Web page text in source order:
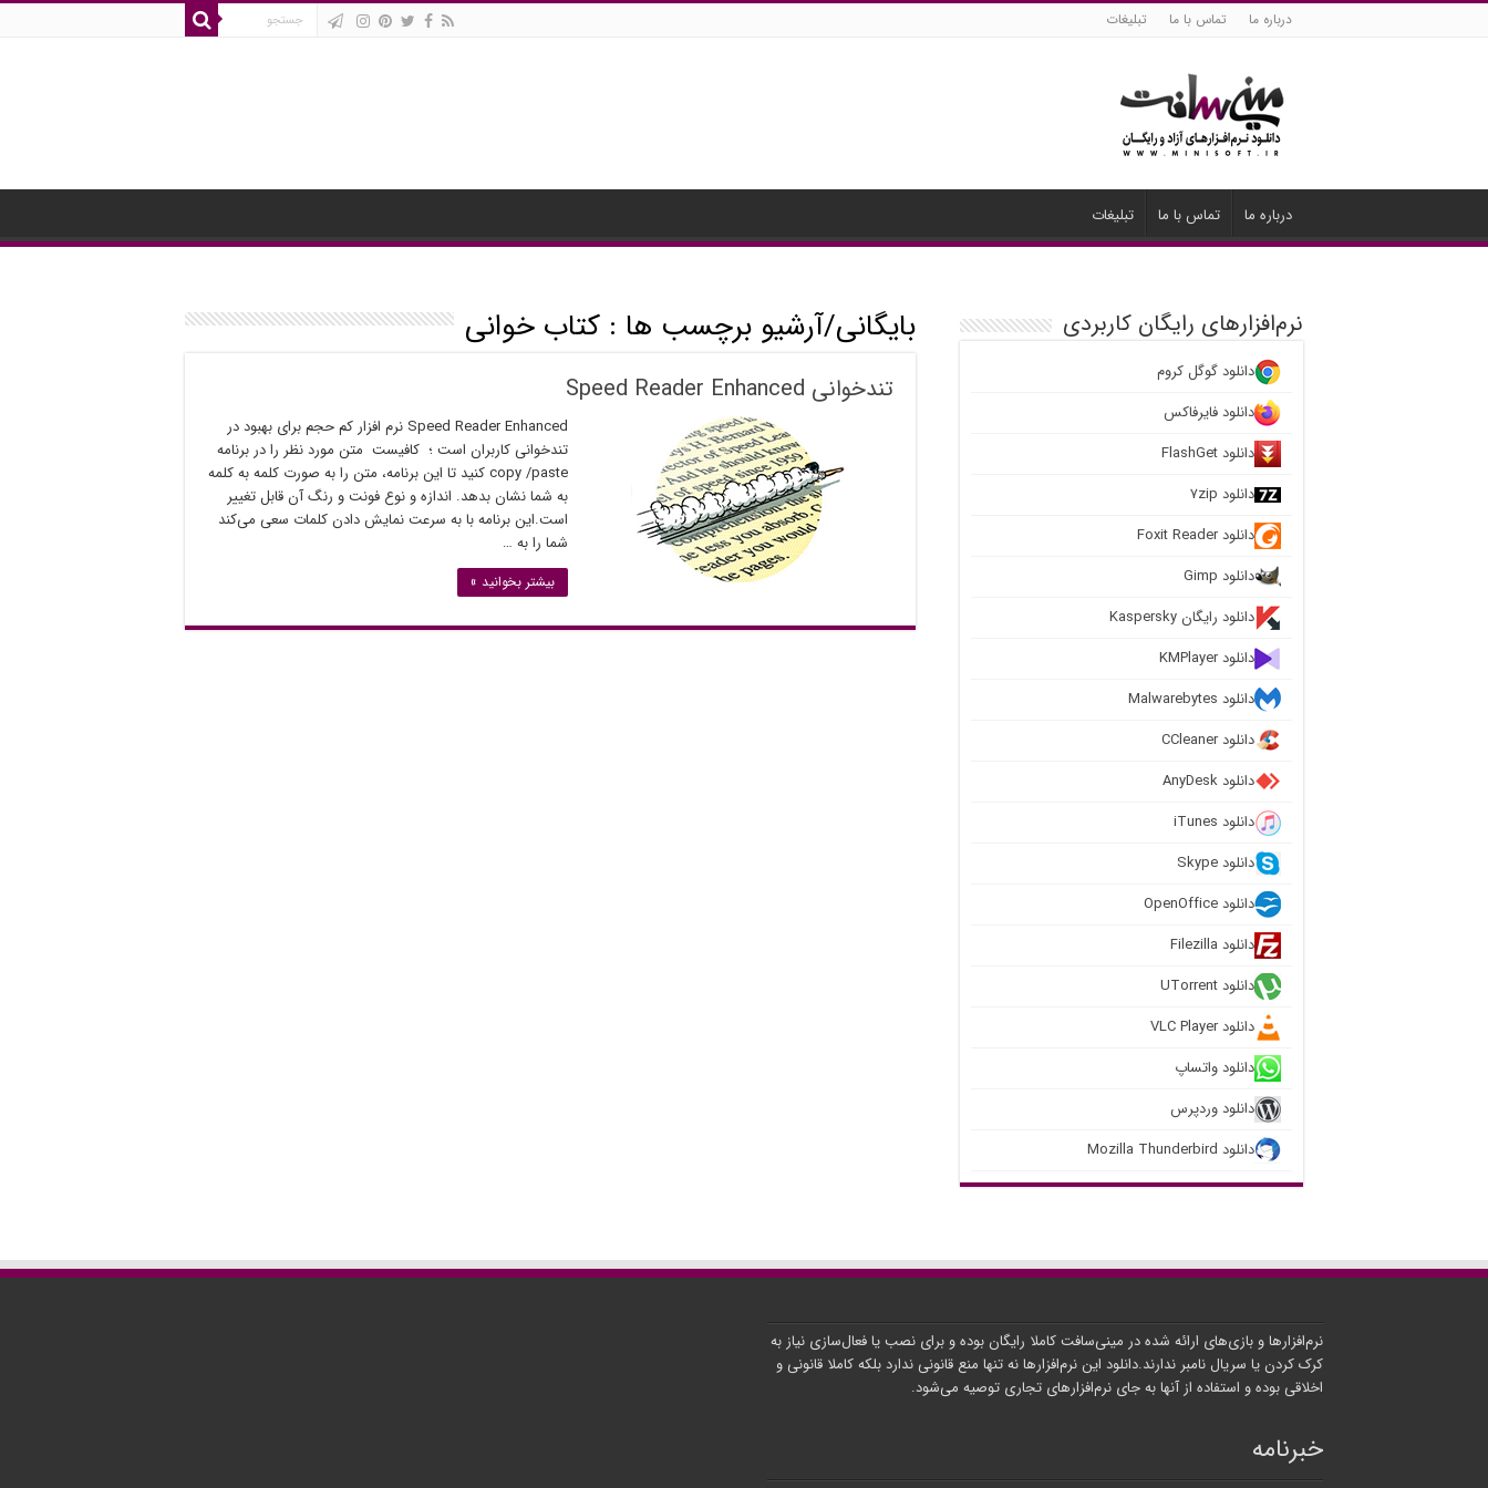
درباره ما تماس با ما تبلیغات
درباره ما تماس با ما تبلیغات
بایگانی/آرشیو برچسب ها : کتاب خوانی
تندخوانی Speed Reader Enhanced
Speed Reader Enhanced نرم افزار کم حجم برای بهبود در
تندخوانی کاربران است ؛ کافیست متن مورد نظر را در برنامه
copy /paste کنید تا این برنامه، متن را به صورت کلمه به کلمه
به شما نشان بدهد. اندازه و نوع فونت و رنگ آن قابل تغییر
است.این برنامه با به سرعت نمایش دادن کلمات سعی می‌کند
شما را به …
بیشتر بخوانید »
نرم‌افزارهای رایگان کاربردی
دانلود گوگل کروم
دانلود فایرفاکس
دانلود FlashGet
دانلود ۷zip
دانلود Foxit Reader
دانلود Gimp
دانلود رایگان Kaspersky
دانلود KMPlayer
دانلود Malwarebytes
دانلود CCleaner
دانلود AnyDesk
دانلود iTunes
دانلود Skype
دانلود OpenOffice
دانلود Filezilla
دانلود UTorrent
دانلود VLC Player
دانلود واتساپ
دانلود وردپرس
دانلود Mozilla Thunderbird
نرم‌افزارها و بازی‌های ارائه شده در مینی‌سافت کاملا رایگان بوده و برای نصب یا فعال‌سازی نیاز به
کرک کردن یا سریال نامبر ندارند.دانلود این نرم‌افزارها نه تنها منع قانونی ندارد بلکه کاملا قانونی و
اخلاقی بوده و استفاده از آنها به جای نرم‌افزارهای تجاری توصیه می‌شود.
خبرنامه